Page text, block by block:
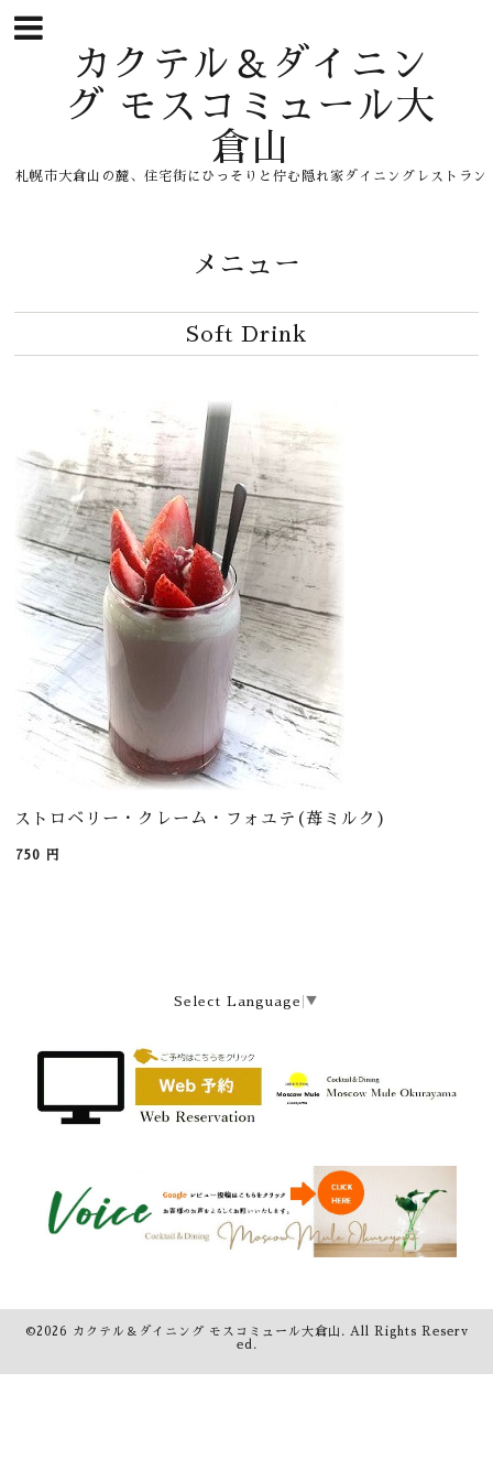
カクテル＆ダイニン
グ モスコミュール大
倉山
札幌市大倉山の麓、住宅街にひっそりと佇む隠れ家ダイニングレストラン
メニュー
Soft Drink
ストロベリー・クレーム・フォユテ(苺ミルク)
750 円
Select Language ▼
©2026 カクテル＆ダイニング モスコミュール大倉山 . All Rights Reserv
ed.